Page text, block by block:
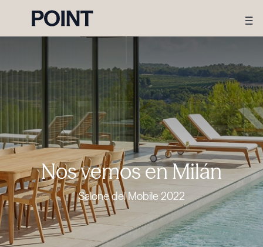
Nos vemos en Milán
Salone del Mobile 2022